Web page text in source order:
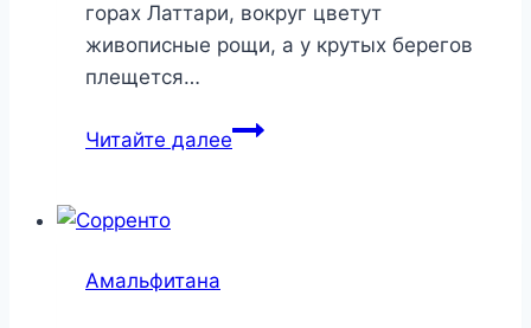
горах Латтари, вокруг цветут
живописные рощи, а у крутых берегов
плещется…
Читайте далееПозитано,
Амальфитана